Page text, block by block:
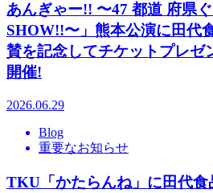
あんぎゃー!! 〜47 都道 府県
SHOW!!〜」熊本公演に田代
賛を記念してチケットプレゼ
開催!
2026.06.29
Blog
重要なお知らせ
TKU「かたらんね」に田代食